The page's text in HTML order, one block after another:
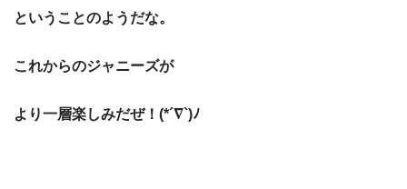
ということのようだな。
これからのジャニーズが
より一層楽しみだぜ！(*´∇`)ﾉ